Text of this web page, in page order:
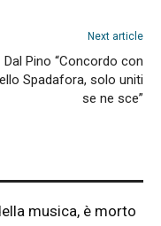
Next article
Dal Pino “Concordo con
Spadafora, solo uniti
se ne sce”
musica, è morto